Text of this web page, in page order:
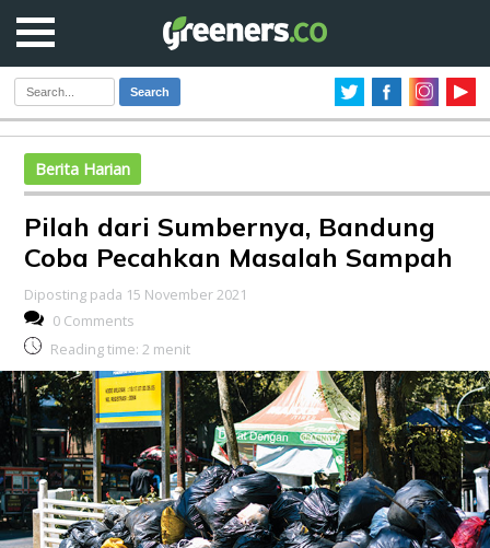
Search
Berita Harian
Pilah dari Sumbernya, Bandung
Coba Pecahkan Masalah Sampah
Diposting pada 15 November 2021
0 Comments
Reading time: 2 menit